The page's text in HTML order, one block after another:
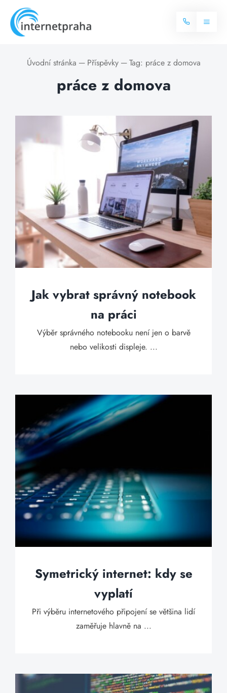
content
Toggle
Internet
Více o internetu
Často hledané dotazy
Televize
Dostupnost
Blog
Kontakt
Úvodní stránka ─ Příspěvky ─ Tag: práce z domova
práce z domova
Jak vybrat správný notebook
na práci
Výběr správného notebooku není jen o barvě
nebo velikosti displeje. ...
Symetrický internet: kdy se
vyplatí
Při výběru internetového připojení se většina lidí
zaměřuje hlavně na ...